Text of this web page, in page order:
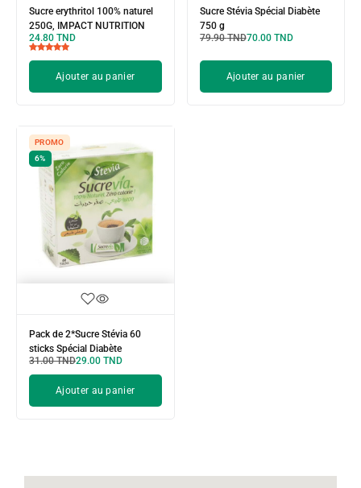
Sucre erythritol 100% naturel
250G, IMPACT NUTRITION
24.80 TND
Ajouter au panier
Sucre Stévia Spécial Diabète
750 g
79.90TND70.00 TND
Ajouter au panier
PROMO
6%
Pack de 2*Sucre Stévia 60
sticks Spécial Diabète
31.00TND29.00 TND
Ajouter au panier